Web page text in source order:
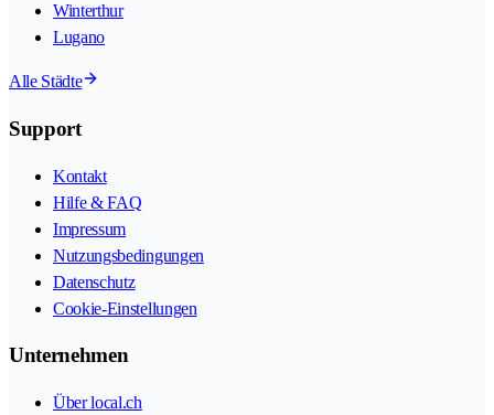
Winterthur
Lugano
Alle Städte
Support
Kontakt
Hilfe & FAQ
Impressum
Nutzungsbedingungen
Datenschutz
Cookie-Einstellungen
Unternehmen
Über local.ch